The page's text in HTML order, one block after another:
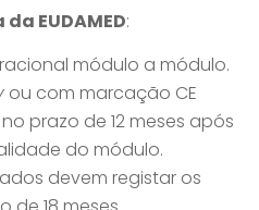
EUDAMED:
módulo a módulo.
ou com marcação CE
prazo de 12 meses após
do módulo.
devem registar os